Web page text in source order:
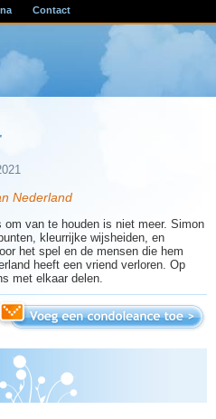
Contact
Nederland
van te houden is niet meer. Simon
kleurrijke wijsheiden, en
het spel en de mensen die hem
heeft een vriend verloren. Op
met elkaar delen.